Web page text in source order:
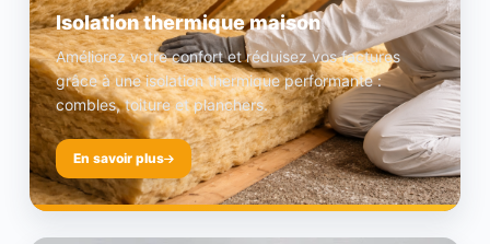
Isolation thermique maison
Améliorez votre confort et réduisez vos factures
grâce à une isolation thermique performante :
combles, toiture et planchers.
En savoir plus